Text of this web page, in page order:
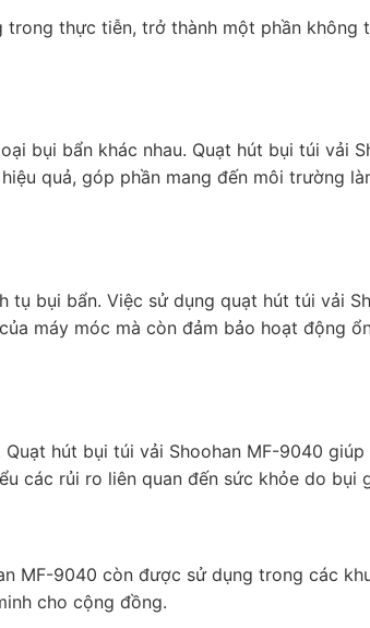
thực tiễn, trở thành một phần không
bụi bẩn khác nhau. Quạt hút bụi túi vải
quả, góp phần mang đến môi trường
bụi bẩn. Việc sử dụng quạt hút túi vải
máy móc mà còn đảm bảo hoạt động
hút bụi túi vải Shoohan MF-9040 giúp
các rủi ro liên quan đến sức khỏe do bụi
MF-9040 còn được sử dụng trong các
cho cộng đồng.